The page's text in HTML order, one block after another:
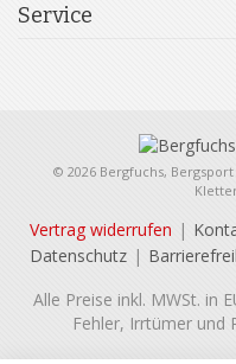
Service
© 2026 Bergfuchs,
Vertrag widerrufen
Datenschutz
Alle Preise inkl. MWSt. in
Fehler, Irrtümer und